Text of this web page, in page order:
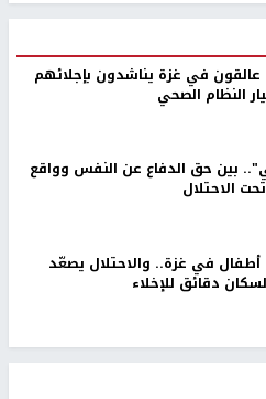
في غزة يناشدون بإجلائهم
النظام الصحي
بين حق الدفاع عن النفس وواقع
الاحتلال
في غزة.. والاحتلال يصعّد
دقائق للإخلاء